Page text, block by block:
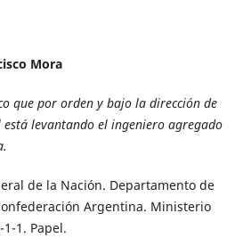
Mora
que por orden y bajo la dirección de
está levantando el ingeniero agregado
de la Nación. Departamento de
Argentina. Ministerio
1. Papel.